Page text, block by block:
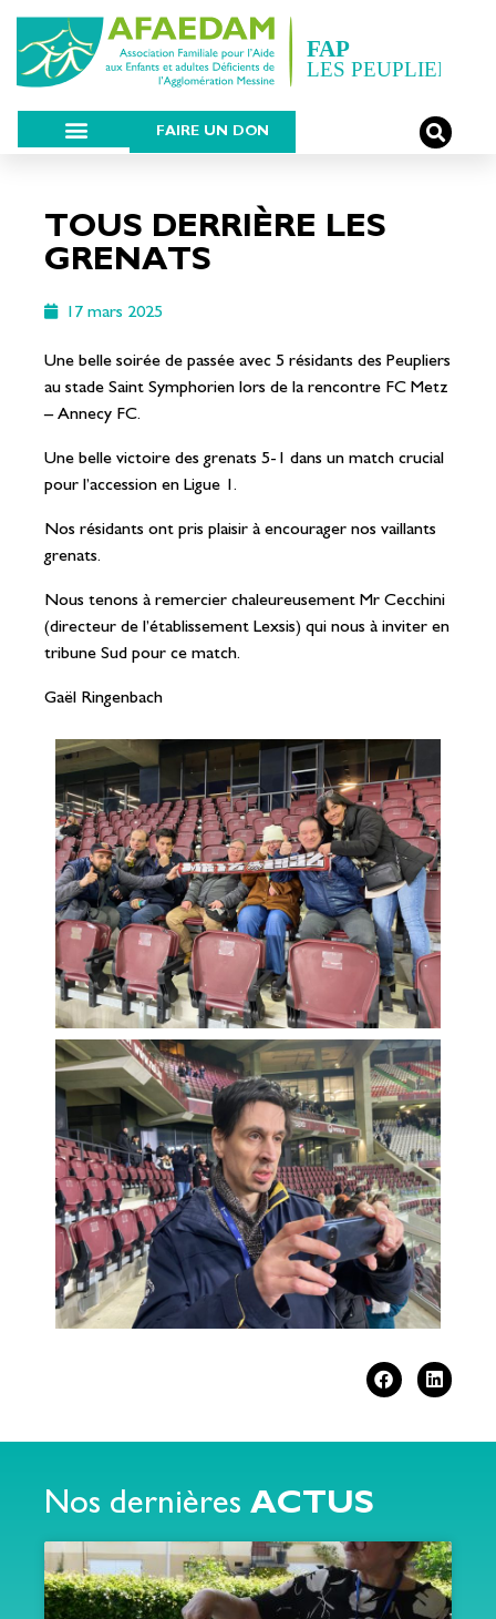
FAIRE UN DON
TOUS DERRIÈRE LES
GRENATS
17 mars 2025
Une belle soirée de passée avec 5 résidants des Peupliers
au stade Saint Symphorien lors de la rencontre FC Metz
– Annecy FC.
Une belle victoire des grenats 5-1 dans un match crucial
pour l’accession en Ligue 1.
Nos résidants ont pris plaisir à encourager nos vaillants
grenats.
Nous tenons à remercier chaleureusement Mr Cecchini
(directeur de l’établissement Lexsis) qui nous à inviter en
tribune Sud pour ce match.
Gaël Ringenbach
Nos dernières ACTUS